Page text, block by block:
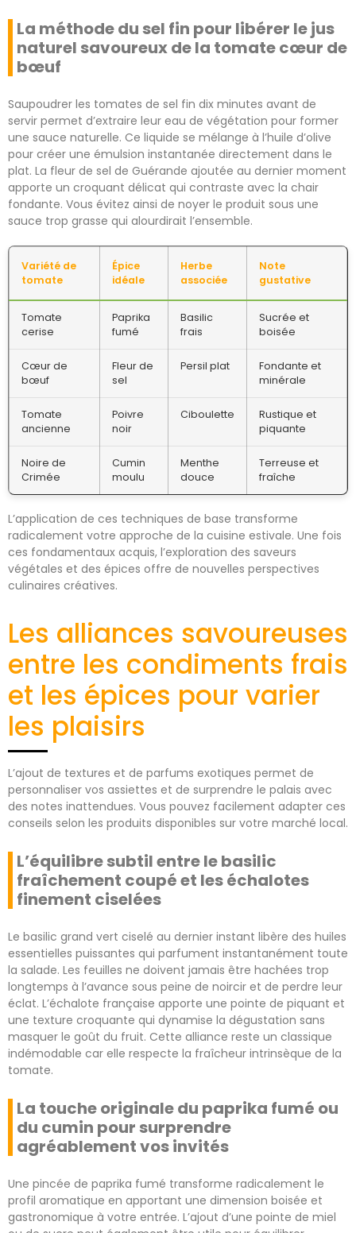
La méthode du sel fin pour libérer le jus
naturel savoureux de la tomate cœur de
bœuf
Saupoudrer les tomates de sel fin dix minutes avant de
servir permet d’extraire leur eau de végétation pour former
une sauce naturelle. Ce liquide se mélange à l’huile d’olive
pour créer une émulsion instantanée directement dans le
plat. La fleur de sel de Guérande ajoutée au dernier moment
apporte un croquant délicat qui contraste avec la chair
fondante. Vous évitez ainsi de noyer le produit sous une
sauce trop grasse qui alourdirait l’ensemble.
Variété de
tomate
Épice
idéale
Herbe
associée
Note
gustative
Tomate
cerise
Paprika
fumé
Basilic
frais
Sucrée et
boisée
Cœur de
bœuf
Fleur de
sel
Persil plat
Fondante et
minérale
Tomate
ancienne
Poivre
noir
Ciboulette
Rustique et
piquante
Noire de
Crimée
Cumin
moulu
Menthe
douce
Terreuse et
fraîche
L’application de ces techniques de base transforme
radicalement votre approche de la cuisine estivale. Une fois
ces fondamentaux acquis, l’exploration des saveurs
végétales et des épices offre de nouvelles perspectives
culinaires créatives.
Les alliances savoureuses
entre les condiments frais
et les épices pour varier
les plaisirs
L’ajout de textures et de parfums exotiques permet de
personnaliser vos assiettes et de surprendre le palais avec
des notes inattendues. Vous pouvez facilement adapter ces
conseils selon les produits disponibles sur votre marché local.
L’équilibre subtil entre le basilic
fraîchement coupé et les échalotes
finement ciselées
Le basilic grand vert ciselé au dernier instant libère des huiles
essentielles puissantes qui parfument instantanément toute
la salade. Les feuilles ne doivent jamais être hachées trop
longtemps à l’avance sous peine de noircir et de perdre leur
éclat. L’échalote française apporte une pointe de piquant et
une texture croquante qui dynamise la dégustation sans
masquer le goût du fruit. Cette alliance reste un classique
indémodable car elle respecte la fraîcheur intrinsèque de la
tomate.
La touche originale du paprika fumé ou
du cumin pour surprendre
agréablement vos invités
Une pincée de paprika fumé transforme radicalement le
profil aromatique en apportant une dimension boisée et
gastronomique à votre entrée. L’ajout d’une pointe de miel